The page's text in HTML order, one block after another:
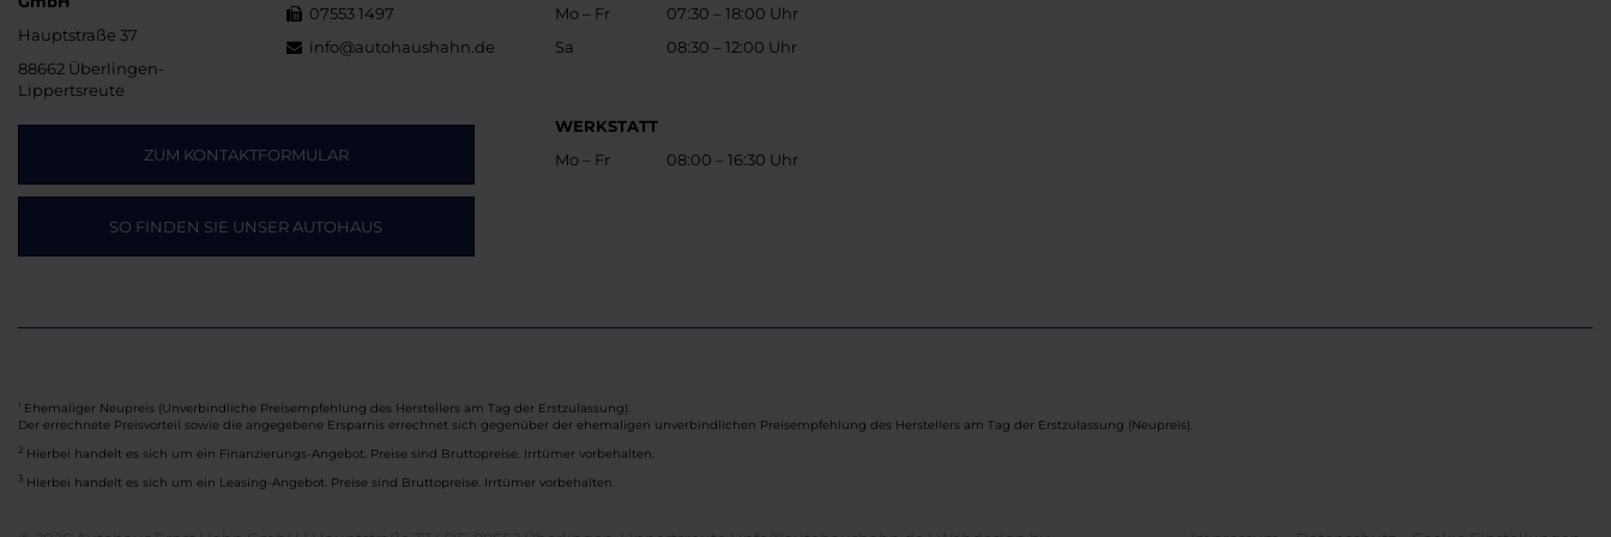
Hauptstraße 37
88662 Überlingen-
Lippertsreute
07553 1497
info@autohaushahn.de
ZUM KONTAKTFORMULAR
SO FINDEN SIE UNSER AUTOHAUS
Mo – Fr
Sa
07:30 – 18:00 Uhr
08:30 – 12:00 Uhr
WERKSTATT
Mo – Fr
08:00 – 16:30 Uhr
Ehemaliger Neupreis (Unverbindliche Preisempfehlung des Herstellers am Tag der Erstzulassung).
Der errechnete Preisvorteil sowie die angegebene Ersparnis errechnet sich gegenüber der ehemaligen unverbindlichen Preisempfehlung des Herstellers am Tag der Erstzulassung (Neupreis).
2 Hierbei handelt es sich um ein Finanzierungs-Angebot. Preise sind Bruttopreise. Irrtümer vorbehalten.
3 Hierbei handelt es sich um ein Leasing-Angebot. Preise sind Bruttopreise. Irrtümer vorbehalten.